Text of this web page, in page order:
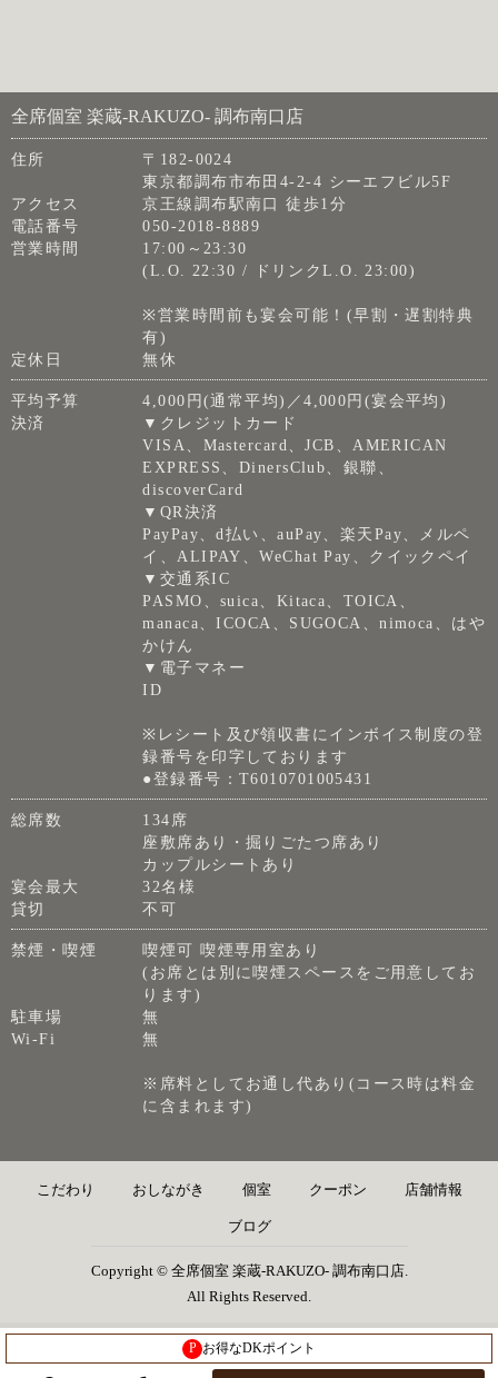
全席個室 楽蔵‐RAKUZO‐ 調布南口店
住所
〒182-0024
東京都調布市布田4-2-4 シーエフビル5F
アクセス
京王線調布駅南口 徒歩1分
電話番号
050-2018-8889
営業時間
17:00～23:30
(L.O. 22:30 / ドリンクL.O. 23:00)
※営業時間前も宴会可能！(早割・遅割特典
有)
定休日
無休
平均予算
4,000円(通常平均)／4,000円(宴会平均)
決済
▼クレジットカード
VISA、Mastercard、JCB、AMERICAN
EXPRESS、DinersClub、銀聯、
discoverCard
▼QR決済
PayPay、d払い、auPay、楽天Pay、メルペ
イ、ALIPAY、WeChat Pay、クイックペイ
▼交通系IC
PASMO、suica、Kitaca、TOICA、
manaca、ICOCA、SUGOCA、nimoca、はや
かけん
▼電子マネー
ID
※レシート及び領収書にインボイス制度の登
録番号を印字しております
●登録番号：T6010701005431
総席数
134席
座敷席あり・掘りごたつ席あり
カップルシートあり
宴会最大
32名様
貸切
不可
禁煙・喫煙
喫煙可 喫煙専用室あり
(お席とは別に喫煙スペースをご用意してお
ります)
駐車場
無
Wi-Fi
無
※席料としてお通し代あり(コース時は料金
に含まれます)
こだわり おしながき 個室 クーポン 店舗情報
ブログ
Copyright © 全席個室 楽蔵‐RAKUZO‐ 調布南口店.
All Rights Reserved.
P お得なDKポイント